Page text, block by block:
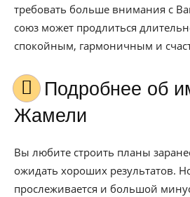
требовать больше внимания с
союз может продлиться
спокойным, гармоничным и
Подробнее об имени
Жамели
Вы любите строить планы
ожидать хороших результатов.
прослеживается и большой